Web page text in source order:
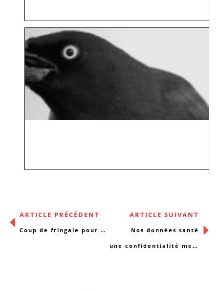
ARTICLE PRÉCÉDENT
Coup de fringale pour Wilfried
ARTICLE SUIVANT
Nos données santé
une confidentialité menacée